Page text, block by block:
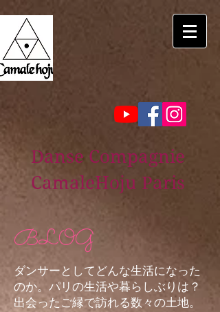
Danse Compagnie
CamaleHoju Paris
BLOG
ダンサーとしてどんな生活になった
のか。パリの生活や暮らしぶりは？
出会ったご縁で訪れる数々の土地。